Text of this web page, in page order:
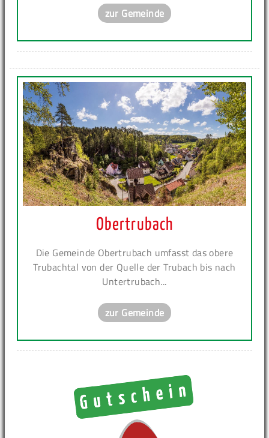
zur Gemeinde
Obertrubach
Die Gemeinde Obertrubach umfasst das obere
Trubachtal von der Quelle der Trubach bis nach
Untertrubach...
zur Gemeinde